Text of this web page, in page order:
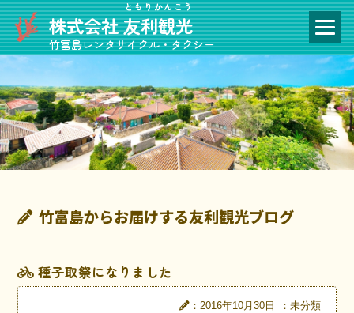
株式会社友利観光
ともりかんこう
竹富島レンタサイクル・タクシー
竹富島からお届けする友利観光ブログ
種子取祭になりました
：未分類
：2016年10月30日